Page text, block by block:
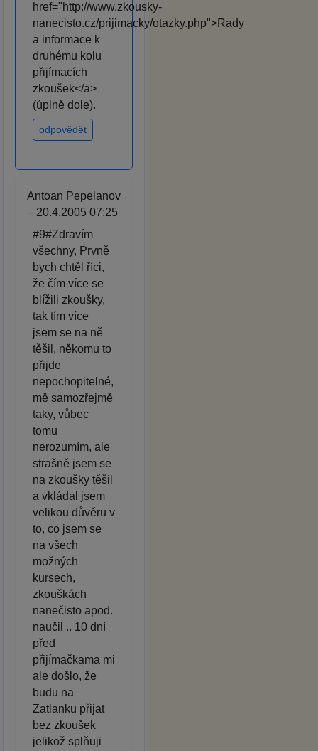
href="http://www.zkousky-
nanecisto.cz/prijimacky/otazky.php">Rady
a informace k
druhému kolu
přijímacích
zkoušek</a>
(úplně dole).
odpovědět
Antoan Pepelanov
– 20.4.2005 07:25
#9#Zdravím
všechny, Prvně
bych chtěl říci,
že čím více se
blížili zkoušky,
tak tím více
jsem se na ně
těšil, někomu to
přijde
nepochopitelné,
mě samozřejmě
taky, vůbec
tomu
nerozumím, ale
strašně jsem se
na zkoušky těšil
a vkládal jsem
velikou důvěru v
to, co jsem se
na všech
možných
kursech,
zkouškách
nanečisto apod.
naučil .. 10 dní
před
přijímačkama mi
ale došlo, že
budu na
Zatlanku přijat
bez zkoušek
jelikož splňuji